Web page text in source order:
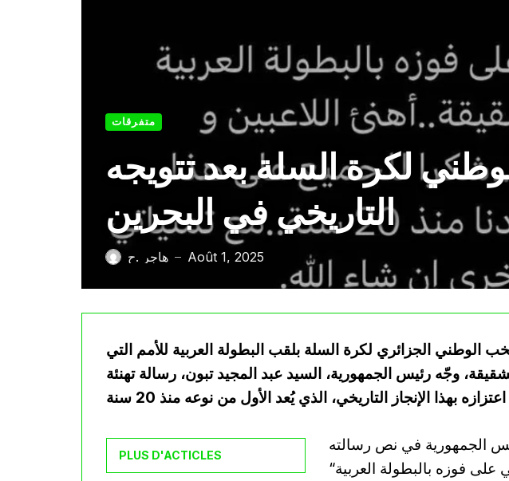
متفرقات
لكرة السلة بعد تتويجه
التاريخي في البحرين
هاجر .ح — Août 1, 2025
الوطني الجزائري لكرة السلة بلقب البطولة العربية للأمم التي
وجّه رئيس الجمهورية، السيد عبد المجيد تبون، رسالة تهنئة
PLUS D'ACTICLES
“تهانينا الخالصة لفريقنا الوطني على فوزه بالبطولة العربية